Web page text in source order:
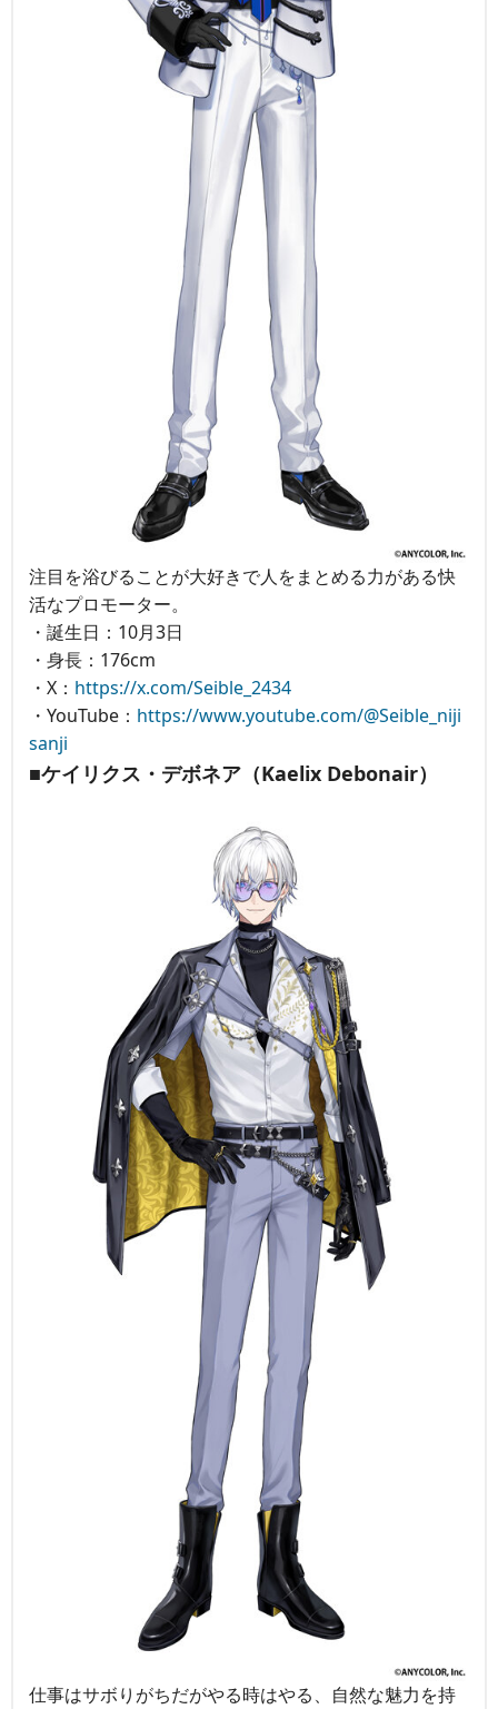
注目を浴びることが大好きで人をまとめる力がある快
活なプロモーター。
・誕生日：10月3日
・身長：176cm
・X： https://x.com/Seible_2434
・YouTube： https://www.youtube.com/@Seible_niji
sanji
■ケイリクス・デボネア（Kaelix Debonair）
仕事はサボりがちだがやる時はやる、自然な魅力を持